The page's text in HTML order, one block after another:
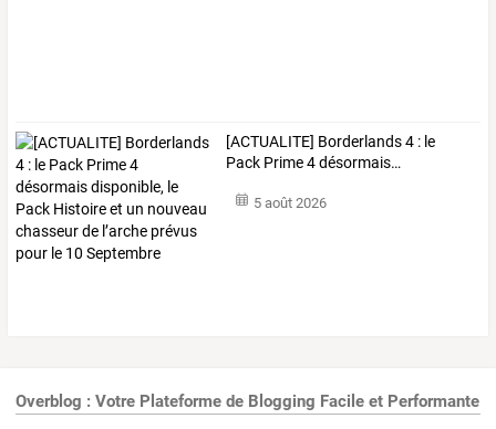
[ACTUALITE] Borderlands4 : le
Pack Prime4désormais…
5 août 2026
Overblog : Votre Plateforme de Blogging Facile et Performante